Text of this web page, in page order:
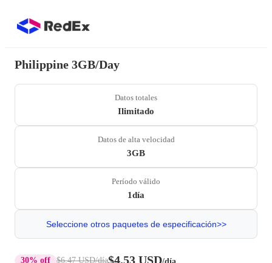
Philippine 3GB/Day
Datos totales
Ilimitado
Datos de alta velocidad
3GB
Período válido
1día
Seleccione otros paquetes de especificación>>
30% off $6.47 USD/día$4.53 USD